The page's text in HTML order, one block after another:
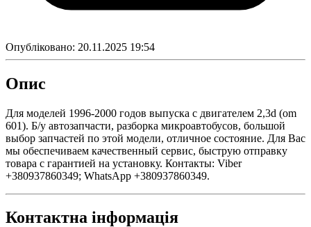
Опубліковано: 20.11.2025 19:54
Опис
Для моделей 1996-2000 годов выпуска с двигателем 2,3d (om
601). Б/у автозапчасти, разборка микроавтобусов, большой
выбор запчастей по этой модели, отличное состояние. Для Вас
мы обеспечиваем качественный сервис, быструю отправку
товара с гарантией на установку. Контакты: Viber
+380937860349; WhatsApp +380937860349.
Контактна інформація